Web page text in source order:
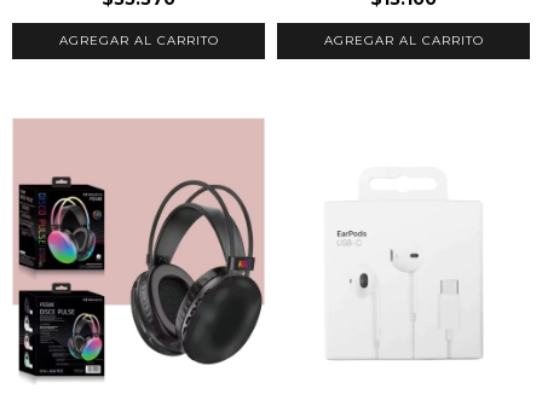
AGREGAR AL CARRITO AGREGAR AL CARRITO